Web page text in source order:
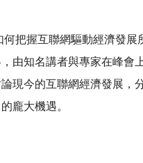
何把握互聯網驅動經濟發展
由知名講者與專家在峰會
現今的互聯網經濟發展，
龐大機遇。